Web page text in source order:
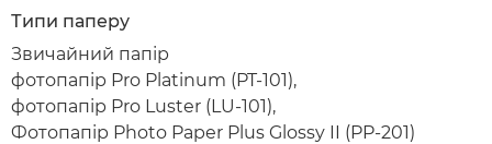
Типи паперу
Звичайний папір
фотопапір Pro Platinum (PT-101),
фотопапір Pro Luster (LU-101),
Фотопапір Photo Paper Plus Glossy II (PP-201)